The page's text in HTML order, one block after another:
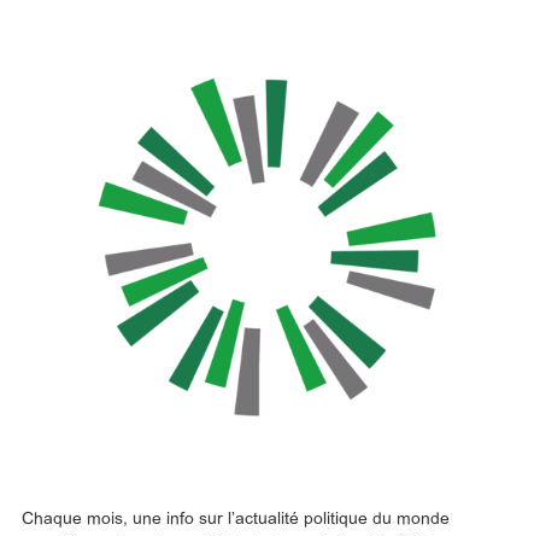
Chaque mois, une info sur l’actualité politique du monde